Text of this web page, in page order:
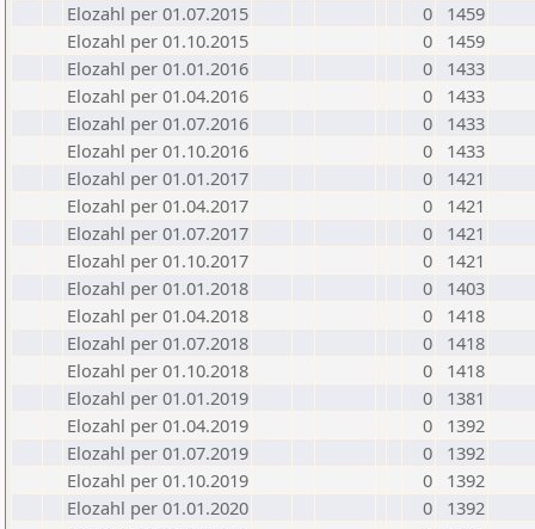
Elozahl per 01.07.2015
0
1459
Elozahl per 01.10.2015
0
1459
Elozahl per 01.01.2016
0
1433
Elozahl per 01.04.2016
0
1433
Elozahl per 01.07.2016
0
1433
Elozahl per 01.10.2016
0
1433
Elozahl per 01.01.2017
0
1421
Elozahl per 01.04.2017
0
1421
Elozahl per 01.07.2017
0
1421
Elozahl per 01.10.2017
0
1421
Elozahl per 01.01.2018
0
1403
Elozahl per 01.04.2018
0
1418
Elozahl per 01.07.2018
0
1418
Elozahl per 01.10.2018
0
1418
Elozahl per 01.01.2019
0
1381
Elozahl per 01.04.2019
0
1392
Elozahl per 01.07.2019
0
1392
Elozahl per 01.10.2019
0
1392
Elozahl per 01.01.2020
0
1392